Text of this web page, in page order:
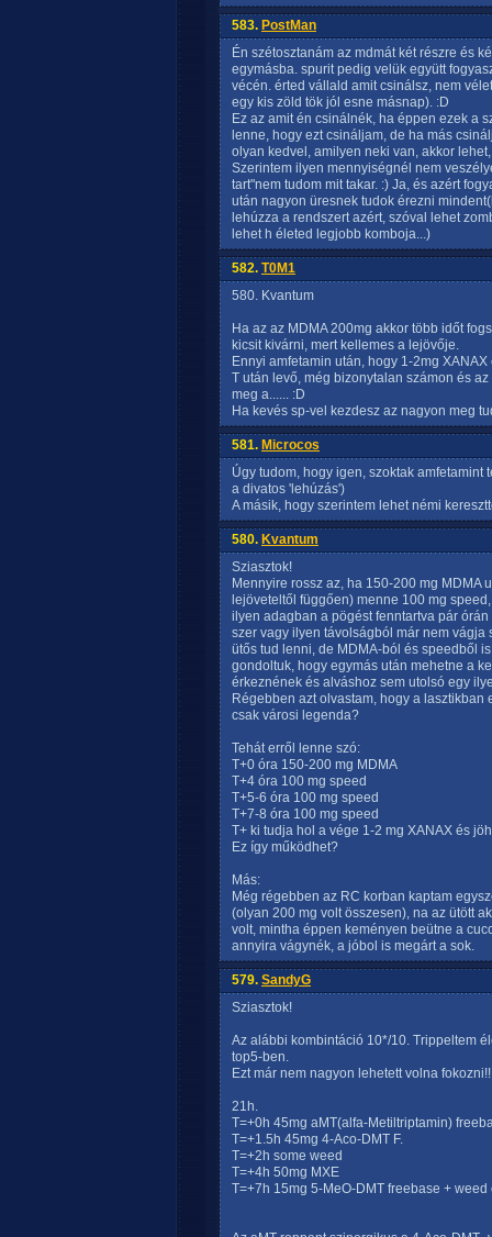
583. PostMan
Én szétosztanám az mdmát két részre és
egymásba. spurit pedig velük együtt
vécén. érted vállald amit csinálsz, nem
egy kis zöld tök jól esne másnap). :D
Ez az amit én csinálnék, ha éppen ezek a
lenne, hogy ezt csináljam, de ha más
olyan kedvel, amilyen neki van, akkor
Szerintem ilyen mennyiségnél nem
tart"nem tudom mit takar. :) Ja, és azért
után nagyon üresnek tudok érezni
lehúzza a rendszert azért, szóval lehet
lehet h életed legjobb komboja...)
582. T0M1
580. Kvantum
Ha az az MDMA 200mg akkor több időt
kicsit kivárni, mert kellemes a lejövője.
Ennyi amfetamin után, hogy 1-2mg
T után levő, még bizonytalan számon és
meg a...... :D
Ha kevés sp-vel kezdesz az nagyon meg
581. Microcos
Úgy tudom, hogy igen, szoktak
a divatos 'lehúzás')
A másik, hogy szerintem lehet némi
580. Kvantum
Sziasztok!
Mennyire rossz az, ha 150-200 mg MDMA
lejöveteltől függően) menne 100 mg
ilyen adagban a pögést fenntartva pár
szer vagy ilyen távolságból már nem vágja
ütős tud lenni, de MDMA-ból és speedből
gondoltuk, hogy egymás után mehetne a
érkeznének és alváshoz sem utolsó egy
Régebben azt olvastam, hogy a
csak városi legenda?
Tehát erről lenne szó:
T+0 óra 150-200 mg MDMA
T+4 óra 100 mg speed
T+5-6 óra 100 mg speed
T+7-8 óra 100 mg speed
T+ ki tudja hol a vége 1-2 mg XANAX és
Ez így működhet?
Más:
Még régebben az RC korban kaptam
(olyan 200 mg volt összesen), na az ütött
volt, mintha éppen keményen beütne a
annyira vágynék, a jóbol is megárt a sok.
579. SandyG
Sziasztok!
Az alábbi kombintáció 10*/10. Trippeltem
top5-ben.
Ezt már nem nagyon lehetett volna
21h.
T=+0h 45mg aMT(alfa-Metiltriptamin)
T=+1.5h 45mg 4-Aco-DMT F.
T=+2h some weed
T=+4h 50mg MXE
T=+7h 15mg 5-MeO-DMT freebase +